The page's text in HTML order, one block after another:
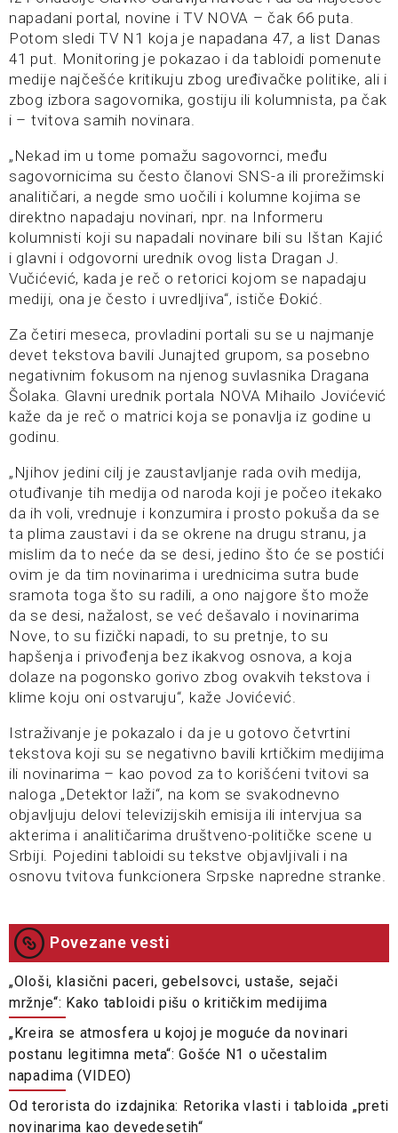
napadani portal, novine i TV NOVA – čak 66 puta.
Potom sledi TV N1 koja je napadana 47, a list Danas
41 put. Monitoring je pokazao i da tabloidi pomenute
medije najčešće kritikuju zbog uređivačke politike, ali i
zbog izbora sagovornika, gostiju ili kolumnista, pa čak
i – tvitova samih novinara.
„Nekad im u tome pomažu sagovornci, među
sagovornicima su često članovi SNS-a ili prorežimski
analitičari, a negde smo uočili i kolumne kojima se
direktno napadaju novinari, npr. na Informeru
kolumnisti koji su napadali novinare bili su Ištan Kajić
i glavni i odgovorni urednik ovog lista Dragan J.
Vučićević, kada je reč o retorici kojom se napadaju
mediji, ona je često i uvredljiva“, ističe Đokić.
Za četiri meseca, provladini portali su se u najmanje
devet tekstova bavili Junajted grupom, sa posebno
negativnim fokusom na njenog suvlasnika Dragana
Šolaka. Glavni urednik portala NOVA Mihailo Jovićević
kaže da je reč o matrici koja se ponavlja iz godine u
godinu.
„Njihov jedini cilj je zaustavljanje rada ovih medija,
otuđivanje tih medija od naroda koji je počeo itekako
da ih voli, vrednuje i konzumira i prosto pokuša da se
ta plima zaustavi i da se okrene na drugu stranu, ja
mislim da to neće da se desi, jedino što će se postići
ovim je da tim novinarima i urednicima sutra bude
sramota toga što su radili, a ono najgore što može
da se desi, nažalost, se već dešavalo i novinarima
Nove, to su fizički napadi, to su pretnje, to su
hapšenja i privođenja bez ikakvog osnova, a koja
dolaze na pogonsko gorivo zbog ovakvih tekstova i
klime koju oni ostvaruju“, kaže Jovićević.
Istraživanje je pokazalo i da je u gotovo četvrtini
tekstova koji su se negativno bavili krtičkim medijima
ili novinarima – kao povod za to korišćeni tvitovi sa
naloga „Detektor laži“, na kom se svakodnevno
objavljuju delovi televizijskih emisija ili intervjua sa
akterima i analitičarima društveno-političke scene u
Srbiji. Pojedini tabloidi su tekstve objavljivali i na
osnovu tvitova funkcionera Srpske napredne stranke.
Povezane vesti
„Ološi, klasični paceri, gebelsovci, ustaše, sejači
mržnje“: Kako tabloidi pišu o kritičkim medijima
„Kreira se atmosfera u kojoj je moguće da novinari
postanu legitimna meta“: Gošće N1 o učestalim
napadima (VIDEO)
Od terorista do izdajnika: Retorika vlasti i tabloida „preti
novinarima kao devedesetih“